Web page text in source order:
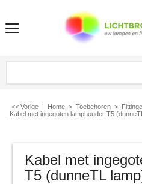
<< Vorige | Home > Toebehoren >
Kabel met ingegoten lamphouder T5
Kabel met
T5 (dunneTL